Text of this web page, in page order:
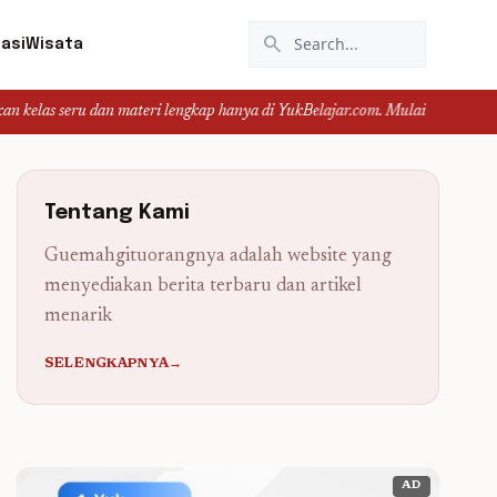
Wisata search
materi lengkap hanya di YukBelajar.com. Mulai langkah suksesmu
Tentang Kami
Guemahgituorangnya adalah website yang
menyediakan berita terbaru dan artikel
menarik
SELENGKAPNYA→
AD